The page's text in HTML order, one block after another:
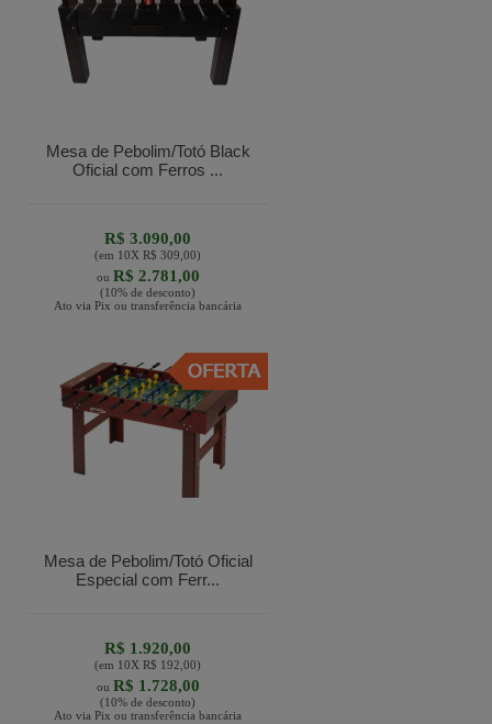
Mesa de Pebolim/Totó Black
Oficial com Ferros ...
R$ 3.090,00
(em 10XR$ 309,00)
ou R$ 2.781,00
(10% de desconto)
Ato via Pix ou transferência bancária
Mesa de Pebolim/Totó Oficial
Especial com Ferr...
R$ 1.920,00
(em 10XR$ 192,00)
ou R$ 1.728,00
(10% de desconto)
Ato via Pix ou transferência bancária